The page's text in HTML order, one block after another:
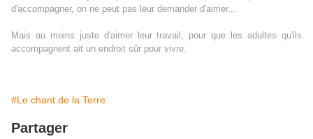
d'accompagner, on ne peut pas leur demander d'aimer...
Mais au moins juste d'aimer leur travail, pour que les adultes qu'ils
accompagnent ait un endroit sûr pour vivre.
#Le chant de la Terre
Partager